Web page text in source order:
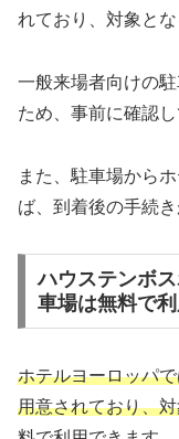
れており、対象と
一般来場者向けの
ため、事前に確認
また、駐車場から
ば、到着後の手続
ハウステンボ
車場は無料で
ホテルヨーロッパ
用意されており、